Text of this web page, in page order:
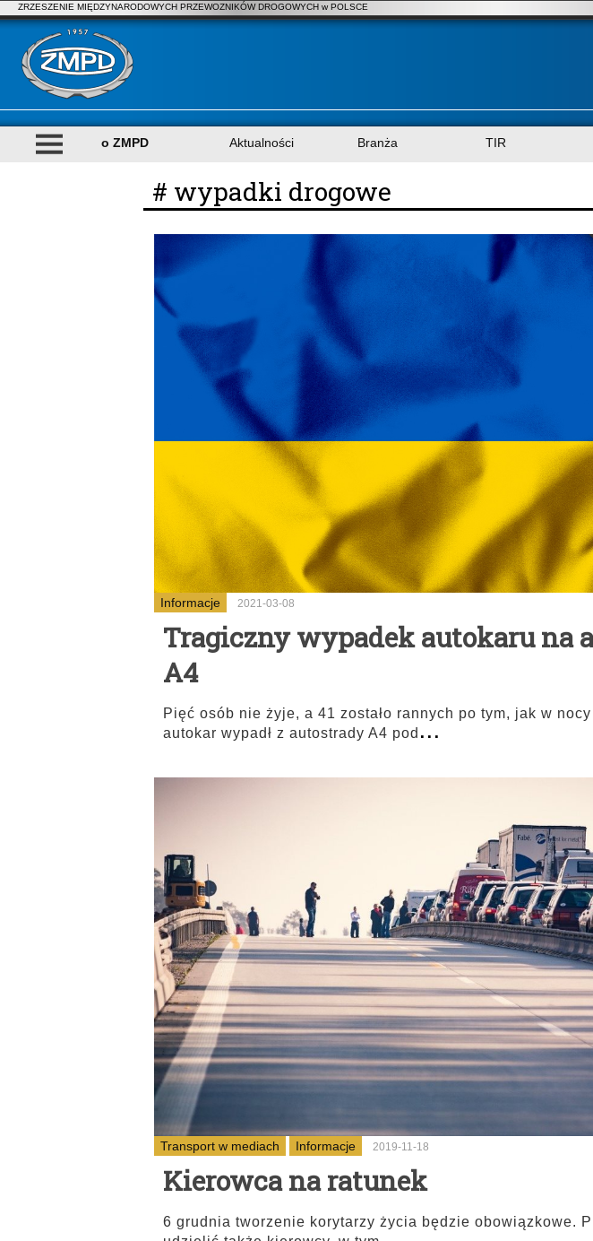
ZRZESZENIE MIĘDZYNARODOWYCH PRZEWOZNIKÓW DROGOWYCH w POLSCE
o ZMPD Aktualności Branża TIR
# wypadki drogowe
Informacje 2021-03-08
Tragiczny wypadek autokaru na
A4
Pięć osób nie żyje, a 41 zostało rannych po tym, jak w
autokar wypadł z autostrady A4 pod ...
Transport w mediach Informacje 2019-11-18
Kierowca na ratunek
6 grudnia tworzenie korytarzy życia będzie obowiązkowe.